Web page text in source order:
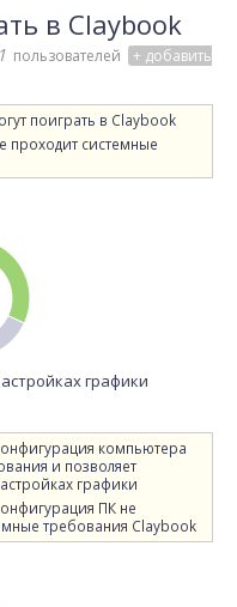
в Claybook
пользователей
+ добавить
поиграть в Claybook
проходит системные
графики
компьютера
и позволяет
графики
ПК не
требования Claybook